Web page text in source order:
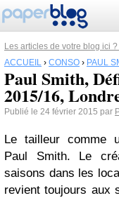
Les articles de votre blog ici
ACCUEIL › CONSO › PAUL
Paul Smith,
2015/16,
Publié le 24 février 2015 par
Le tailleur comme
Paul Smith. Le
saisons dans les
revient toujours aux